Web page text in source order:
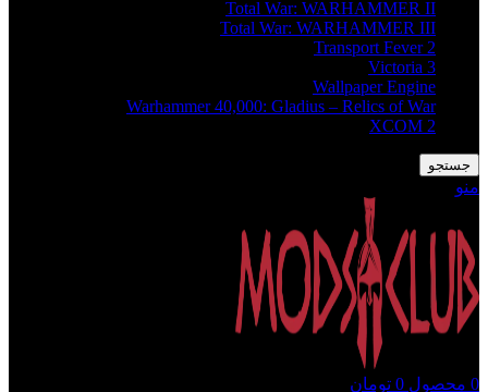
Total War: WARHAMMER II
Total War: WARHAMMER III
Transport Fever 2
Victoria 3
Wallpaper Engine
Warhammer 40,000: Gladius – Relics of War
XCOM 2
جستجو
منو
0 محصول 0 تومان